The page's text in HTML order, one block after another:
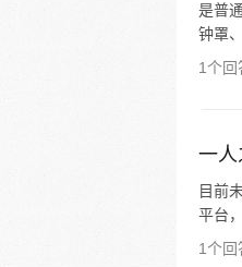
是普
钟罩
1个回
一人
目前
平台
1个回